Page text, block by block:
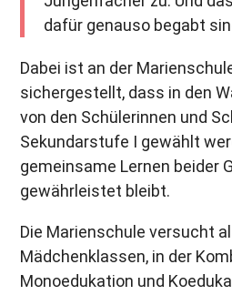
dafür genauso begabt
Dabei ist an der
sichergestellt, dass in den
von den Schülerinnen und
Sekundarstufe I gewählt
gemeinsame Lernen beider
gewährleistet bleibt.
Die Marienschule versucht
Mädchenklassen, in der
Monoedukation und